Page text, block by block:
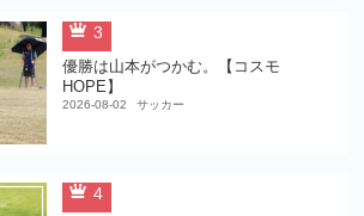
3
優勝は山本がつかむ。【コスモ
HOPE】
2026-08-02 サッカー
4